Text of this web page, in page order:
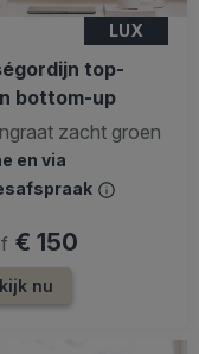
LUX
top-
bottom-up
zacht groen
en via
€ 150
nu